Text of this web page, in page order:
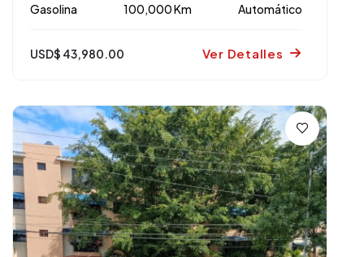
Gasolina 100,000 Km Automático
USD$ 43,980.00 Ver Detalles